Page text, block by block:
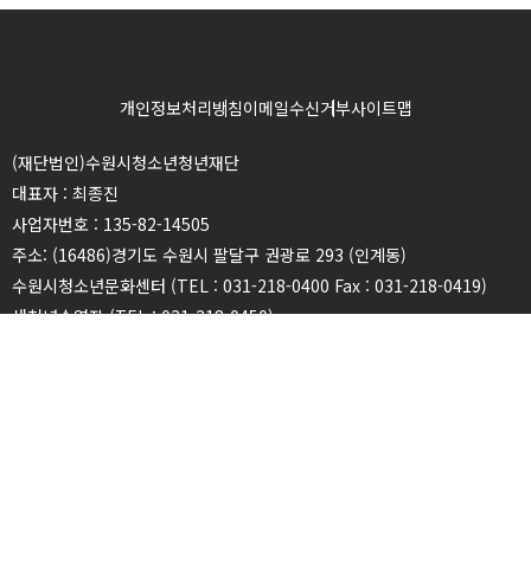
개인정보처리방침이메일수신거부사이트맵
(재단법인)수원시청소년청년재단
대표자 : 최종진
사업자번호 : 135-82-14505
주소: (16486)경기도 수원시 팔달구 권광로 293 (인계동)
수원시청소년문화센터 (TEL : 031-218-0400 Fax : 031-218-0419)
새천년수영장 (TEL : 031-218-0450)